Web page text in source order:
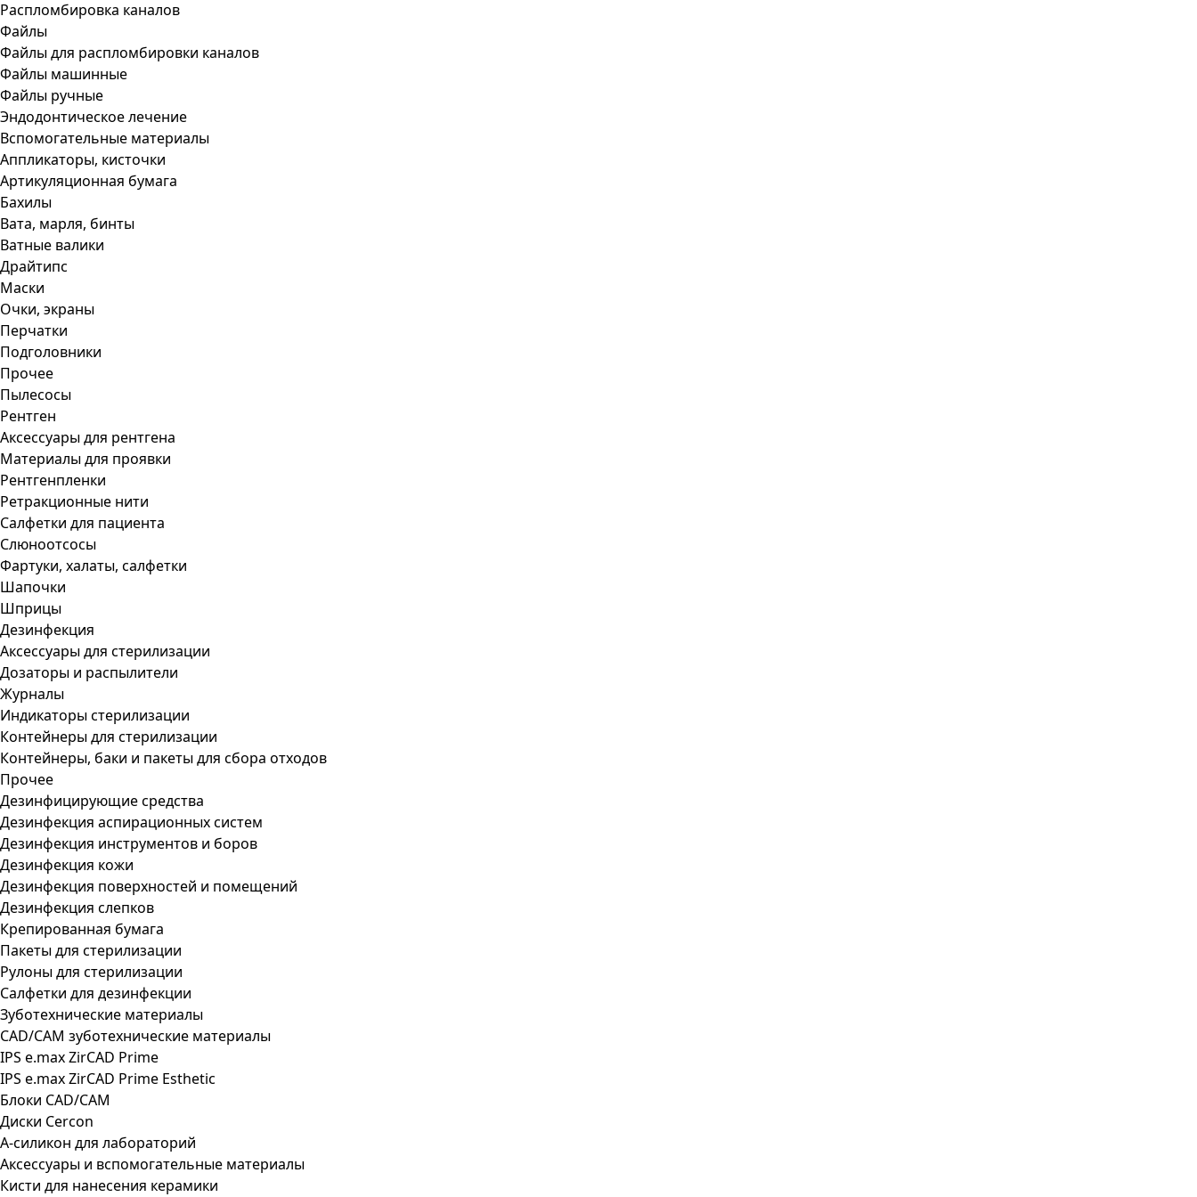
Распломбировка каналов
Файлы
Файлы для распломбировки каналов
Файлы машинные
Файлы ручные
Эндодонтическое лечение
Вспомогательные материалы
Аппликаторы, кисточки
Артикуляционная бумага
Бахилы
Вата, марля, бинты
Ватные валики
Драйтипс
Маски
Очки, экраны
Перчатки
Подголовники
Прочее
Пылесосы
Рентген
Аксессуары для рентгена
Материалы для проявки
Рентгенпленки
Ретракционные нити
Салфетки для пациента
Слюноотсосы
Фартуки, халаты, салфетки
Шапочки
Шприцы
Дезинфекция
Аксессуары для стерилизации
Дозаторы и распылители
Журналы
Индикаторы стерилизации
Контейнеры для стерилизации
Контейнеры, баки и пакеты для сбора отходов
Прочее
Дезинфицирующие средства
Дезинфекция аспирационных систем
Дезинфекция инструментов и боров
Дезинфекция кожи
Дезинфекция поверхностей и помещений
Дезинфекция слепков
Крепированная бумага
Пакеты для стерилизации
Рулоны для стерилизации
Салфетки для дезинфекции
Зуботехнические материалы
CAD/CAM зуботехнические материалы
IPS e.max ZirCAD Prime
IPS e.max ZirCAD Prime Esthetic
Блоки CAD/CAM
Диски Cercon
А-силикон для лабораторий
Аксессуары и вспомогательные материалы
Кисти для нанесения керамики